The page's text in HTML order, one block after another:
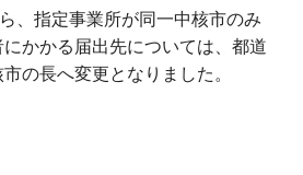
、指定事業所が同一中核市のみ
かかる届出先については、都道
の長へ変更となりました。